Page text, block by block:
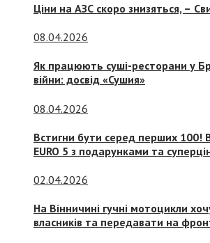
Ціни на АЗС скоро знизяться, –
08.04.2026
Як працюють суші-ресторани у
війни: досвід «Сушия»
08.04.2026
Встигни бути серед перших 100!
EURO 5 з подарунками та
02.04.2026
На Вінничині гучні мотоцикли
власників та передавати на